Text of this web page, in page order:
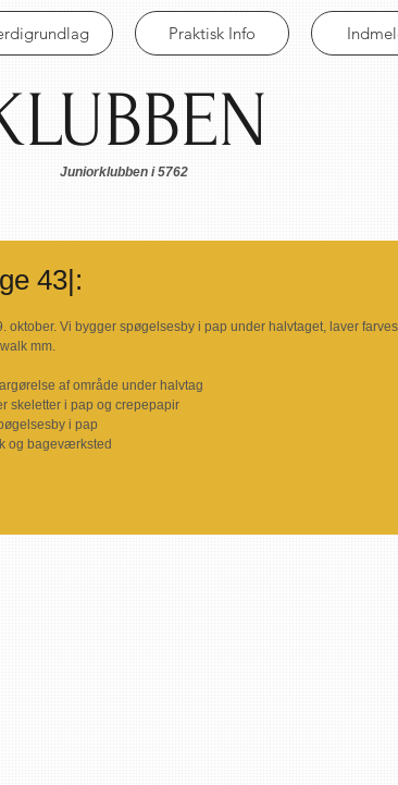
Praktisk Info
Juniorklubben i 5762
43|:
oktober. Vi bygger spøgelsesby i pap under halvtaget, laver
mm.
af område under halvtag
skeletter i pap og crepepapir
i pap
og bageværksted